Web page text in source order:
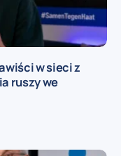
w sieci z
ruszy we